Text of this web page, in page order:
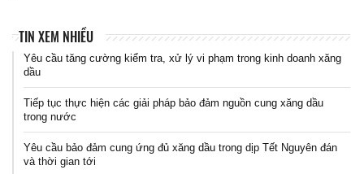
TIN XEM NHIỀU
Yêu cầu tăng cường kiểm tra, xử lý vi phạm trong kinh doanh xăng
dầu
Tiếp tục thực hiện các giải pháp bảo đảm nguồn cung xăng dầu
trong nước
Yêu cầu bảo đảm cung ứng đủ xăng dầu trong dịp Tết Nguyên đán
và thời gian tới